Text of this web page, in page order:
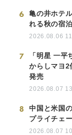
6
亀の井ホテ
れる秋の宿
2026.08.06
7
「明星 一
からしマヨ
発売
2026.08.07
8
中国と米国
プライチェ
2026.08.07